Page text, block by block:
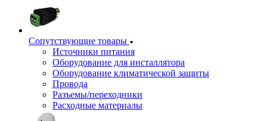
Сопутствующие товары
Источники питания
Оборудование для инсталлятора
Оборудование климатической защиты
Провода
Разъемы/переходники
Расходные материалы